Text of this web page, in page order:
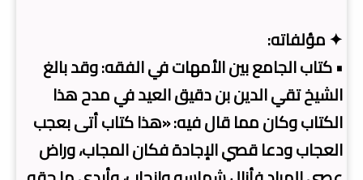
✦ مؤلفاته:
• كتاب الجامع بين الأمهات في الفقه: وقد بالغ
الشيخ تقي الدين بن دقيق العيد في مدح هذا
الكتاب وكان مما قال فيه: «هذا كتاب أتى بعجب
العجاب ودعا قصي الإجادة فكان المجاب، وراض